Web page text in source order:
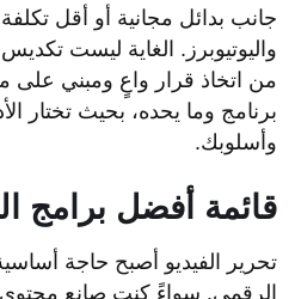
جانب بدائل مجانية أو أقل
واليوتيوبرز. الغاية ليست
من اتخاذ قرار واعٍ ومبني على
برنامج وما يحده، بحيث تختار
وأسلوبك.
قائمة أفضل برامج
تحرير الفيديو أصبح حاجة
الرقمي. سواءً كنت صانع